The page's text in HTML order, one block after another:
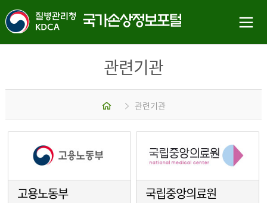
관련기관
홈 관련기관
고용노동부 국립중앙의료원